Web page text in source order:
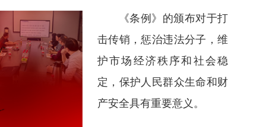
《条例》的颁布对于打
击传销，惩治违法分子，维
护市场经济秩序和社会稳
定，保护人民群众生命和财
产安全具有重要意义。